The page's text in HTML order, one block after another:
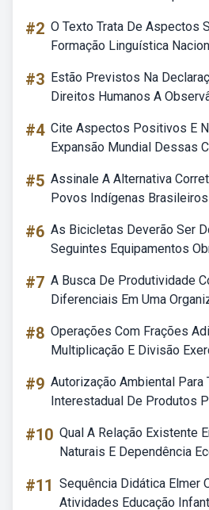
#2 O Texto Trata De Aspectos
Formação Linguística
#3 Estão Previstos Na
Direitos Humanos A
#4 Cite Aspectos Positivos E
Expansão Mundial Dessas
#5 Assinale A Alternativa
Povos Indígenas Brasileiros
#6 As Bicicletas Deverão Ser
Seguintes Equipamentos
#7 A Busca De Produtividade
Diferenciais Em Uma
#8 Operações Com Frações
Multiplicação E Divisão
#9 Autorização Ambiental Para
Interestadual De Produtos
#10 Qual A Relação Existente
Naturais E Dependência
#11 Sequência Didática Elmer
Atividades Educação